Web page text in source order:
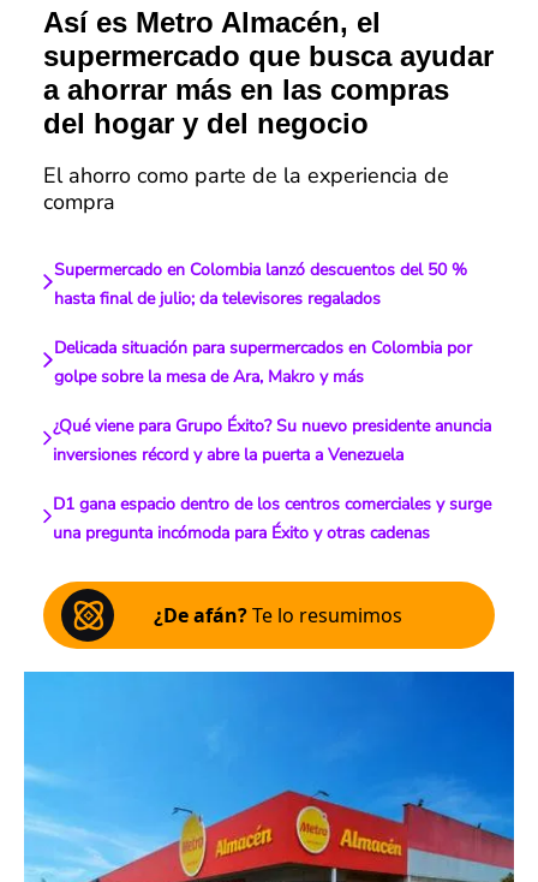
Así es Metro Almacén, el
supermercado que busca ayudar
a ahorrar más en las compras
del hogar y del negocio
El ahorro como parte de la experiencia de
compra
Supermercado en Colombia lanzó descuentos del 50 %
hasta final de julio; da televisores regalados
Delicada situación para supermercados en Colombia por
golpe sobre la mesa de Ara, Makro y más
¿Qué viene para Grupo Éxito? Su nuevo presidente anuncia
inversiones récord y abre la puerta a Venezuela
D1 gana espacio dentro de los centros comerciales y surge
una pregunta incómoda para Éxito y otras cadenas
¿De afán?Te lo resumimos